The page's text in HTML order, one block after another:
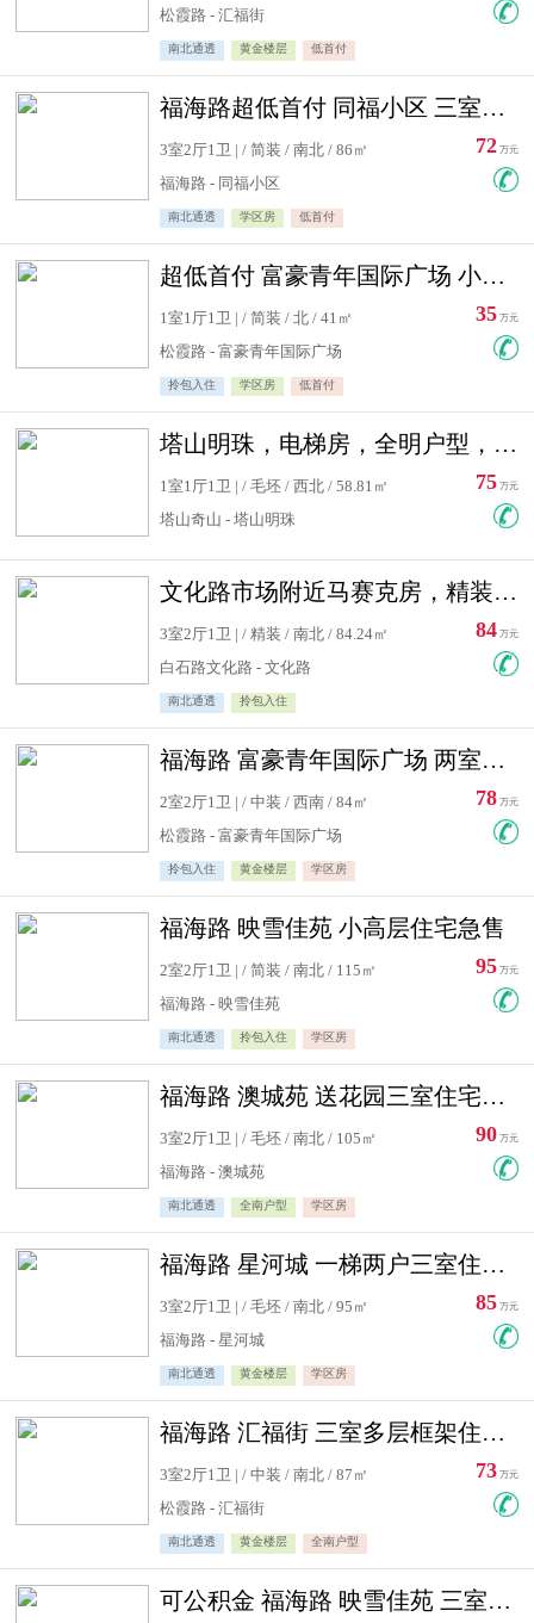
松霞路 - 汇福街
南北通透 黄金楼层 低首付
福海路超低首付 同福小区 三室住宅急售
3室2厅1卫 | / 简装 / 南北 / 86㎡
福海路 - 同福小区
南北通透 学区房 低首付
72 万元
超低首付 富豪青年国际广场 小高层住宅急售
1室1厅1卫 | / 简装 / 北 / 41㎡
松霞路 - 富豪青年国际广场
拎包入住 学区房 低首付
35 万元
塔山明珠，电梯房，全明户型，视野好，毛坯房，看房有钥匙
1室1厅1卫 | / 毛坯 / 西北 / 58.81㎡
塔山奇山 - 塔山明珠
75 万元
文化路市场附近马赛克房，精装修三居室，南北通透，实用面积大
3室2厅1卫 | / 精装 / 南北 / 84.24㎡
白石路文化路 - 文化路
南北通透 拎包入住
84 万元
福海路 富豪青年国际广场 两室住宅急售
2室2厅1卫 | / 中装 / 西南 / 84㎡
松霞路 - 富豪青年国际广场
拎包入住 黄金楼层 学区房
78 万元
福海路 映雪佳苑 小高层住宅急售
2室2厅1卫 | / 简装 / 南北 / 115㎡
福海路 - 映雪佳苑
南北通透 拎包入住 学区房
95 万元
福海路 澳城苑 送花园三室住宅急售
3室2厅1卫 | / 毛坯 / 南北 / 105㎡
福海路 - 澳城苑
南北通透 全南户型 学区房
90 万元
福海路 星河城 一梯两户三室住宅急售
3室2厅1卫 | / 毛坯 / 南北 / 95㎡
福海路 - 星河城
南北通透 黄金楼层 学区房
85 万元
福海路 汇福街 三室多层框架住宅急售
3室2厅1卫 | / 中装 / 南北 / 87㎡
松霞路 - 汇福街
南北通透 黄金楼层 全南户型
73 万元
可公积金 福海路 映雪佳苑 三室住宅急售送小棚